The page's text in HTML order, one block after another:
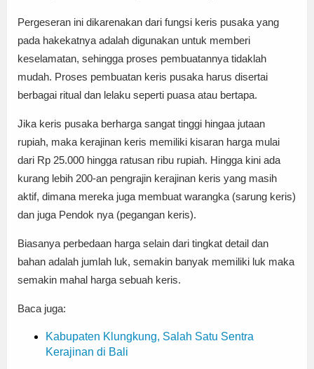
Pergeseran ini dikarenakan dari fungsi keris pusaka yang
pada hakekatnya adalah digunakan untuk memberi
keselamatan, sehingga proses pembuatannya tidaklah
mudah. Proses pembuatan keris pusaka harus disertai
berbagai ritual dan lelaku seperti puasa atau bertapa.
Jika keris pusaka berharga sangat tinggi hingaa jutaan
rupiah, maka kerajinan keris memiliki kisaran harga mulai
dari Rp 25.000 hingga ratusan ribu rupiah. Hingga kini ada
kurang lebih 200-an pengrajin kerajinan keris yang masih
aktif, dimana mereka juga membuat warangka (sarung keris)
dan juga Pendok nya (pegangan keris).
Biasanya perbedaan harga selain dari tingkat detail dan
bahan adalah jumlah luk, semakin banyak memiliki luk maka
semakin mahal harga sebuah keris.
Baca juga:
Kabupaten Klungkung, Salah Satu Sentra
Kerajinan di Bali